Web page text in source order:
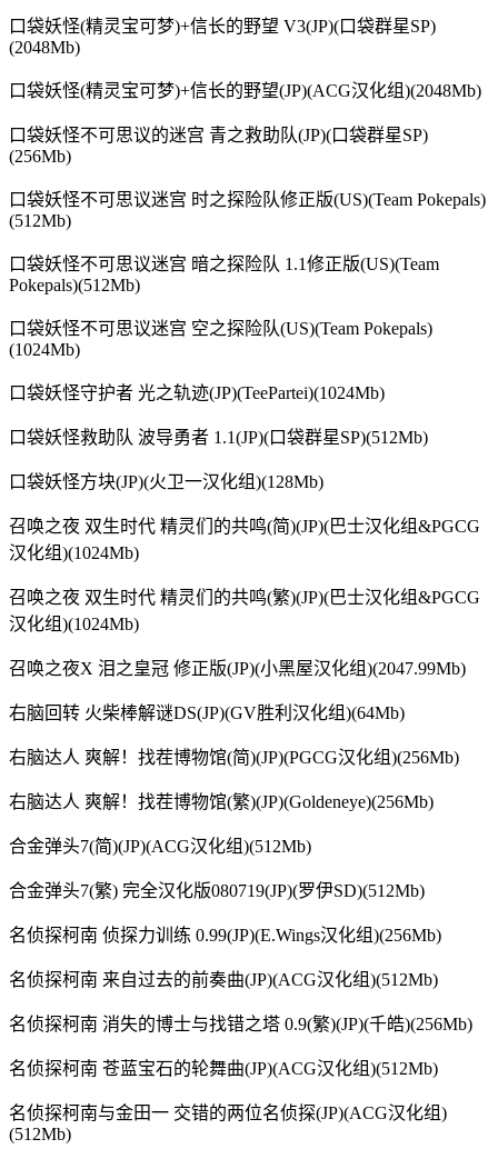
口袋妖怪(精灵宝可梦)+信长的野望 V3(JP)(口袋群星SP)
(2048Mb)
口袋妖怪(精灵宝可梦)+信长的野望(JP)(ACG汉化组)(2048Mb)
口袋妖怪不可思议的迷宫 青之救助队(JP)(口袋群星SP)
(256Mb)
口袋妖怪不可思议迷宫 时之探险队修正版(US)(Team Pokepals)
(512Mb)
口袋妖怪不可思议迷宫 暗之探险队 1.1修正版(US)(Team
Pokepals)(512Mb)
口袋妖怪不可思议迷宫 空之探险队(US)(Team Pokepals)
(1024Mb)
口袋妖怪守护者 光之轨迹(JP)(TeePartei)(1024Mb)
口袋妖怪救助队 波导勇者 1.1(JP)(口袋群星SP)(512Mb)
口袋妖怪方块(JP)(火卫一汉化组)(128Mb)
召唤之夜 双生时代 精灵们的共鸣(简)(JP)(巴士汉化组&PGCG
汉化组)(1024Mb)
召唤之夜 双生时代 精灵们的共鸣(繁)(JP)(巴士汉化组&PGCG
汉化组)(1024Mb)
召唤之夜X 泪之皇冠 修正版(JP)(小黑屋汉化组)(2047.99Mb)
右脑回转 火柴棒解谜DS(JP)(GV胜利汉化组)(64Mb)
右脑达人 爽解！找茬博物馆(简)(JP)(PGCG汉化组)(256Mb)
右脑达人 爽解！找茬博物馆(繁)(JP)(Goldeneye)(256Mb)
合金弹头7(简)(JP)(ACG汉化组)(512Mb)
合金弹头7(繁) 完全汉化版080719(JP)(罗伊SD)(512Mb)
名侦探柯南 侦探力训练 0.99(JP)(E.Wings汉化组)(256Mb)
名侦探柯南 来自过去的前奏曲(JP)(ACG汉化组)(512Mb)
名侦探柯南 消失的博士与找错之塔 0.9(繁)(JP)(千皓)(256Mb)
名侦探柯南 苍蓝宝石的轮舞曲(JP)(ACG汉化组)(512Mb)
名侦探柯南与金田一 交错的两位名侦探(JP)(ACG汉化组)
(512Mb)